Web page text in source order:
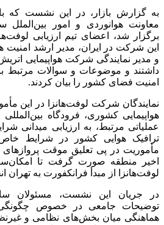
به گزارش بازار، در این نشست که
معاونت هوانوردی و امور بین‌الملل
برگزار شد، اعضای تیم ارزیابی
این شرکت در ایران، مدیر ارشد امنیت
داشتند و موضوعات و سوالات مرتبط
امنیت فضای کشور را بیان کردند.
نمایندگان شرکت لوفت‌هانزا در این
هواپیمایی کشوری، فرودگاه
عملیاتی مرتبط، به ارزیابی میدانی
ترافیک هوایی کشور در شرایط خاص
مأموریت در پی تعلیق موقت
اخیر منطقه صورت گرفت تا
لوفت‌هانزا از مبدأ فرانکفورت به تهران
در جریان این نشست، مسئولان
توضیحات جامعی در خصوص چگونگی
هماهنگی میان بخش‌های نظامی و